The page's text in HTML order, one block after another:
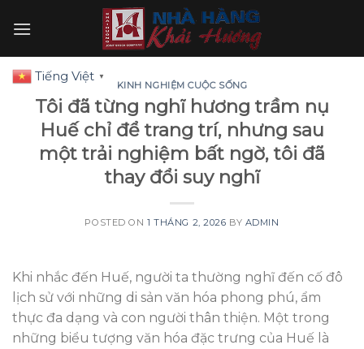
KINH NGHIỆM CUỘC SỐNG
Tôi đã từng nghĩ hương trầm nụ
Huế chỉ để trang trí, nhưng sau
một trải nghiệm bất ngờ, tôi đã
thay đổi suy nghĩ
POSTED ON1 THÁNG 2, 2026 BY ADMIN
Khi nhắc đến Huế, người ta thường nghĩ đến cố đô
lịch sử với những di sản văn hóa phong phú, ẩm
thực đa dạng và con người thân thiện. Một trong
những biểu tượng văn hóa đặc trưng của Huế là
Tiếng Việt ▼